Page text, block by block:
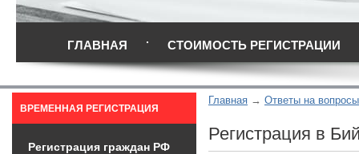
ГЛАВНАЯ СТОИМОСТЬ РЕГИСТРАЦИИ
Главная Ответы на
Регистрация в
ВРЕМЕННАЯ РЕГИСТРАЦИЯ
Регистрация граждан РФ